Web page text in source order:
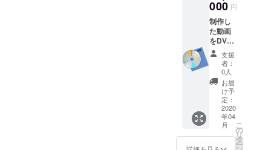
でガイ
ドしま
す。勝
手が分
かれ
ば、次
回以降
はガイ
ド無し
でも参
加でき
ること
間違い
し！？
子デー
タでの
ご提供
をお願
いしま
す。)入
れさせ
ていた
だきま
す。 ※
備考欄
にてご
希望の
お名前
や会社
000 円
制作し
た動画
をDVD
にして
お送り
しま
す。 エ
ンド
ロール
にお名
前や会
社名[サ
イズ大]
を(ご希
支援
者：
0人
お届
け予
定：
2020
年04
月
こ
の
リ
タ
ー